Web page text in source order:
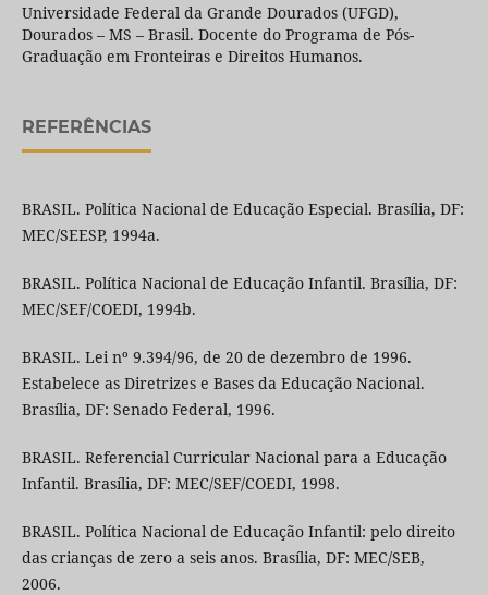
Universidade Federal da Grande Dourados (UFGD),
Dourados – MS – Brasil. Docente do Programa de Pós-
Graduação em Fronteiras e Direitos Humanos.
REFERÊNCIAS
BRASIL. Política Nacional de Educação Especial. Brasília, DF:
MEC/SEESP, 1994a.
BRASIL. Política Nacional de Educação Infantil. Brasília, DF:
MEC/SEF/COEDI, 1994b.
BRASIL. Lei nº 9.394/96, de 20 de dezembro de 1996.
Estabelece as Diretrizes e Bases da Educação Nacional.
Brasília, DF: Senado Federal, 1996.
BRASIL. Referencial Curricular Nacional para a Educação
Infantil. Brasília, DF: MEC/SEF/COEDI, 1998.
BRASIL. Política Nacional de Educação Infantil: pelo direito
das crianças de zero a seis anos. Brasília, DF: MEC/SEB,
2006.